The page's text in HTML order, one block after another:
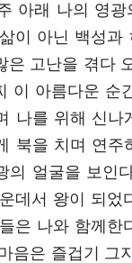
아래 나의 영
이 아닌 백성
은 고난을 겪다
이 아름다운 순
나를 위해 신
북을 치며 연
의 얼굴을 보인
데서 왕이 되
은 나와 함께
음은 즐겁기 그